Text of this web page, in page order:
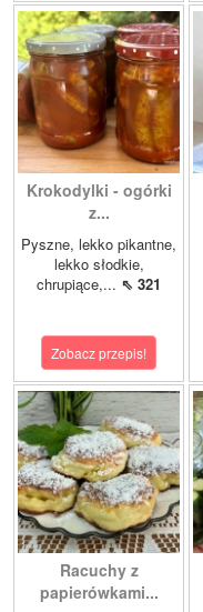
Krokodylki - ogórki
z...
Pyszne, lekko pikantne,
lekko słodkie,
chrupiące,... ⇖ 321
Zobacz przepis!
Racuchy z
papierówkami...